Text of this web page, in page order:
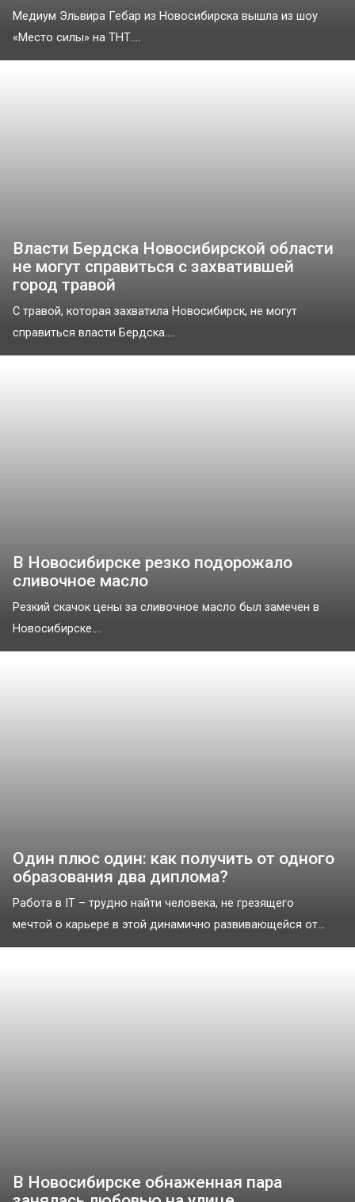
Медиум Эльвира Гебар из Новосибирска вышла из шоу
«Место силы» на ТНТ....
Власти Бердска Новосибирской области
не могут справиться с захватившей
город травой
С травой, которая захватила Новосибирск, не могут
справиться власти Бердска....
В Новосибирске резко подорожало
сливочное масло
Резкий скачок цены за сливочное масло был замечен в
Новосибирске....
Один плюс один: как получить от одного
образования два диплома?
Работа в IT – трудно найти человека, не грезящего
мечтой о карьере в этой динамично развивающейся от...
В Новосибирске обнаженная пара